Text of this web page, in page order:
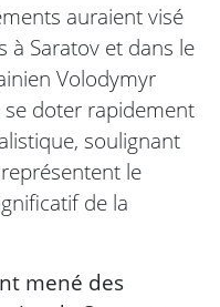
auraient visé
à Saratov et dans le
Volodymyr
se doter rapidement
soulignant
le
de la
mené des